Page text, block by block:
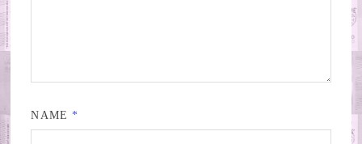
NAME *